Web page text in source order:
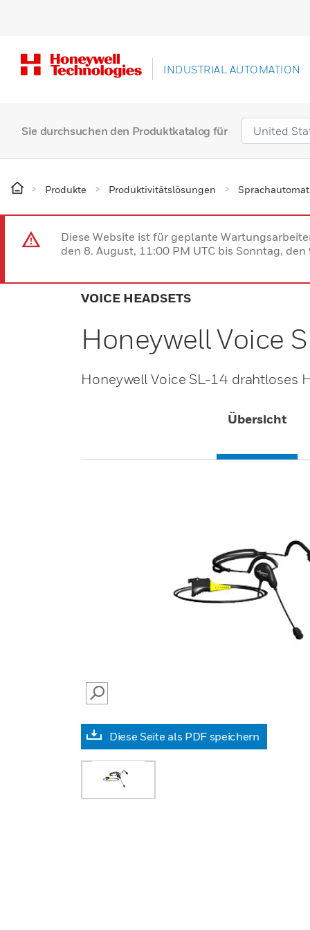
INDUSTRIAL AUTOMATION
Sie durchsuchen den Produktkatalog für
Produkte Produktivitätslösungen
Diese Website ist für geplante
den 8. August, 11:00 PM UTC bis Sonntag,
VOICE HEADSETS
Honeywell Voice
Honeywell Voice SL-14 drahtloses
Übersicht
SEARCH
Diese Seite als PDF speichern